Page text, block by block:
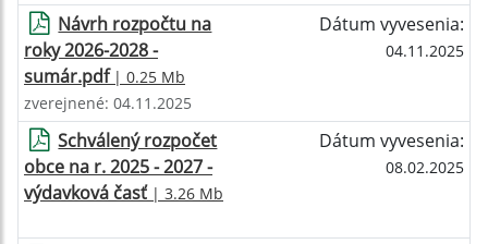
Návrh rozpočtu na
roky 2026-2028 -
sumár.pdf| 0.25 Mb
Dátum vyvesenia:
04.11.2025
zverejnené: 04.11.2025
Schválený rozpočet
obce na r. 2025 - 2027 -
výdavková časť| 3.26 Mb
Dátum vyvesenia:
08.02.2025